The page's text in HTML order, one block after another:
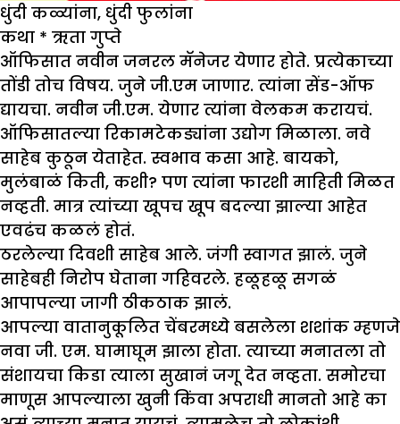
धुंदी कळ्यांना, धुंदी फुलांना
कथा * ऋता गुप्ते
ऑफिसात नवीन जनरल मॅनेजर येणार होते. प्रत्येकाच्या
तोंडी तोच विषय. जुने जी.एम जाणार. त्यांना सेंड-ऑफ
द्यायचा. नवीन जी.एम. येणार त्यांना वेलकम करायचं.
ऑफिसातल्या रिकामटेकड्यांना उद्योग मिळाला. नवे
साहेब कुठून येताहेत. स्वभाव कसा आहे. बायको,
मुलंबाळं किती, कशी? पण त्यांना फारशी माहिती मिळत
नव्हती. मात्र त्यांच्या खूपच खूप बदल्या झाल्या आहेत
एवढंच कळलं होतं.
ठरलेल्या दिवशी साहेब आले. जंगी स्वागत झालं. जुने
साहेबही निरोप घेताना गहिवरले. हळूहळू सगळं
आपापल्या जागी ठीकठाक झालं.
आपल्या वातानुकूलित चेंबरमध्ये बसलेला शशांक म्हणजे
नवा जी. एम. घामाघूम झाला होता. त्याच्या मनातला तो
संशायचा किडा त्याला सुखानं जगू देत नव्हता. समोरचा
माणूस आपल्याला खुनी किंवा अपराधी मानतो आहे का